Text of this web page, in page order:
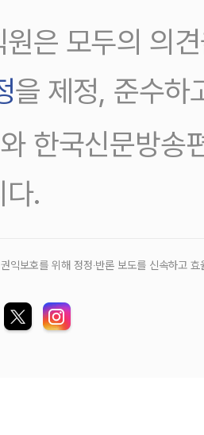
원은 모두의 의
을 제정, 준수하
한국신문방송
.
익보호를 위해 정정‧반론 보도를 신속하고